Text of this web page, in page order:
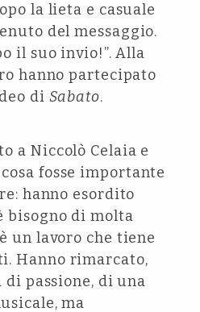
la lieta e casuale
del messaggio.
il suo invio!”. Alla
hanno partecipato
di Sabato.
a Niccolò Celaia e
fosse importante
hanno esordito
bisogno di molta
un lavoro che tiene
Hanno rimarcato,
di passione, di una
ma